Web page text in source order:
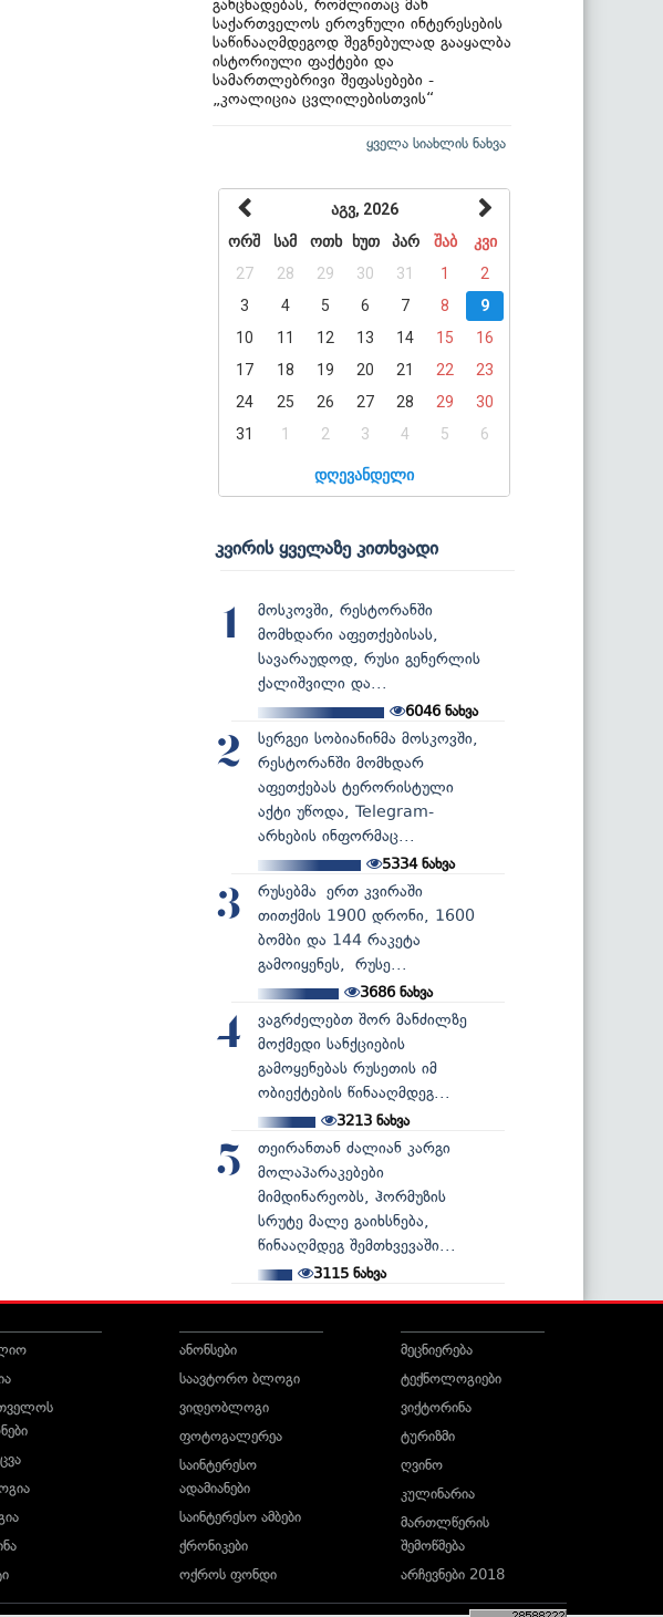
განცხადებას, რომლითაც მან
საქართველოს ეროვნული ინტერესების
საწინააღმდეგოდ შეგნებულად გააყალბა
ისტორიული ფაქტები და
სამართლებრივი შეფასებები -
„კოალიცია ცვლილებისთვის“
ყველა სიახლის ნახვა
აგვ, 2026
ორშ
სამ ოთხ ხუთ პარ შაბ
კვი
27
28 29 30 31 1
2
3
4 5 6 7 8
9
10
11 12 13 14 15
16
17
18 19 20 21 22
23
24
25 26 27 28 29
30
31
1 2 3 4 5 6
დღევანდელი
კვირის ყველაზე კითხვადი
1
მოსკოვში, რესტორანში
მომხდარი აფეთქებისას,
სავარაუდოდ, რუსი გენერლის
ქალიშვილი და...
6046ნახვა
2
სერგეი სობიანინმა მოსკოვში,
რესტორანში მომხდარ
აფეთქებას ტერორისტული
აქტი უწოდა, Telegram-
არხების ინფორმაც...
5334ნახვა
3
რუსებმა ერთ კვირაში
თითქმის 1900 დრონი, 1600
ბომბი და 144 რაკეტა
გამოიყენეს, რუსე...
3686ნახვა
4
ვაგრძელებთ შორ მანძილზე
მოქმედი სანქციების
გამოყენებას რუსეთის იმ
ობიექტების წინააღმდეგ...
3213ნახვა
5
თეირანთან ძალიან კარგი
მოლაპარაკებები
მიმდინარეობს, ჰორმუზის
სრუტე მალე გაიხსნება,
წინააღმდეგ შემთხვევაში...
3115 ნახვა
ანონსები
საავტორო ბლოგი
ვიდეობლოგი
ფოტოგალერეა
საინტერესო
ადამიანები
საინტერესო ამბები
ქრონიკები
ოქროს ფონდი
მეცნიერება
ტექნოლოგიები
ვიქტორინა
ტურიზმი
ღვინო
კულინარია
მართლწერის
შემოწმება
არჩევნები 2018